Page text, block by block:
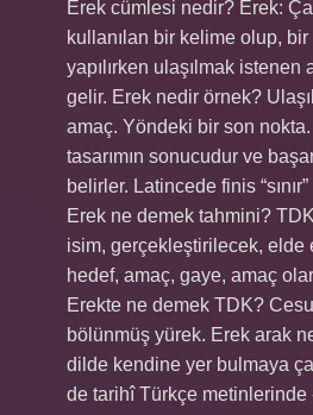
Erek cümlesi nedir? Erek:
kullanılan bir kelime olup,
yapılırken ulaşılmak istenen
gelir. Erek nedir örnek?
amaç. Yöndeki bir son
tasarımın sonucudur ve
belirler. Latincede finis
Erek ne demek tahmini?
isim, gerçekleştirilecek, elde
hedef, amaç, gaye, amaç
Erekte ne demek TDK?
bölünmüş yürek. Erek arak
dilde kendine yer bulmaya
de tarihî Türkçe metinlerinde